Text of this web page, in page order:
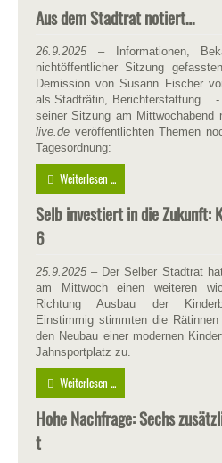
Aus dem Stadtrat notiert…
26.9.2025 – Informationen,
nichtöffentlicher Sitzung
Demission von Susann Fischer
als Stadträtin, Berichterstattung…
seiner Sitzung am Mittwochabend
live.de veröffentlichten Themen
Tagesordnung:
Weiterlesen ...
Selb investiert in die Zukunft:
6
25.9.2025 – Der Selber Stadtrat
am Mittwoch einen weiteren
Richtung Ausbau der
Einstimmig stimmten die
den Neubau einer modernen
Jahnsportplatz zu.
Weiterlesen ...
Hohe Nachfrage: Sechs
t